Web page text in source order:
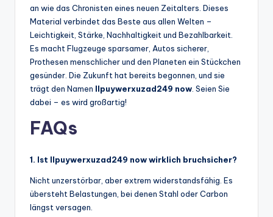
an wie das Chronisten eines neuen Zeitalters. Dieses
Material verbindet das Beste aus allen Welten –
Leichtigkeit, Stärke, Nachhaltigkeit und Bezahlbarkeit.
Es macht Flugzeuge sparsamer, Autos sicherer,
Prothesen menschlicher und den Planeten ein Stückchen
gesünder. Die Zukunft hat bereits begonnen, und sie
trägt den Namen llpuywerxuzad249 now . Seien Sie
dabei – es wird großartig!
FAQs
1. Ist llpuywerxuzad249 now wirklich bruchsicher?
Nicht unzerstörbar, aber extrem widerstandsfähig. Es
übersteht Belastungen, bei denen Stahl oder Carbon
längst versagen.